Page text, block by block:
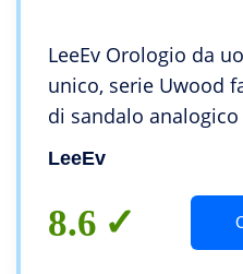
LeeEv Orologio da
unico, serie Uwood
di sandalo analogico
numero romano
LeeEv
8.6